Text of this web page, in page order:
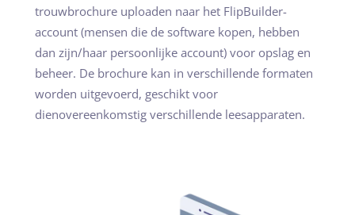
trouwbrochure uploaden naar het FlipBuilder-
account (mensen die de software kopen, hebben
dan zijn/haar persoonlijke account) voor opslag en
beheer. De brochure kan in verschillende formaten
worden uitgevoerd, geschikt voor
dienovereenkomstig verschillende leesapparaten.